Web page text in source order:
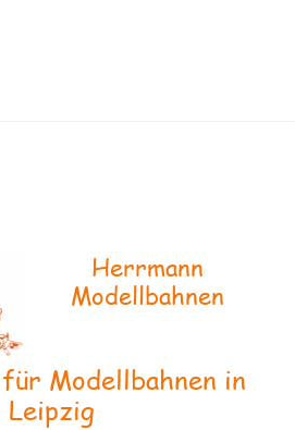
Herrmann
Modellbahnen
Modellbahnen in
Leipzig